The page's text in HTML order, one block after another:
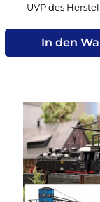
UVP des
In den